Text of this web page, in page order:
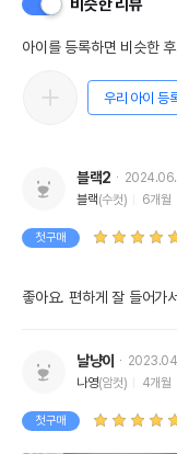
비슷한 리뷰
아이를 등록하면 비슷한
우리 아이 등
블랙2
블랙(수컷) 6개월
첫구매
좋아요. 편하게 잘 들어가
날냥이
나영(암컷) 4개월
첫구매